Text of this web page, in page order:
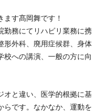
す髙岡舞です！
勤務にてリハビリ業務に携
形外科、廃用症候群、身体
校への講演、一般の方に向
オと違い、医学的根拠に基
らです。なかなか、運動を